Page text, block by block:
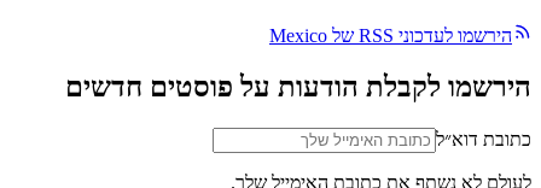
הירשמו לעדכוני RSS של Mexico
הירשמו לקבלת הודעות על פוסטים חדשים
כתובת דוא״ל
לעולם לא נשתף את כתובת האימייל שלך.